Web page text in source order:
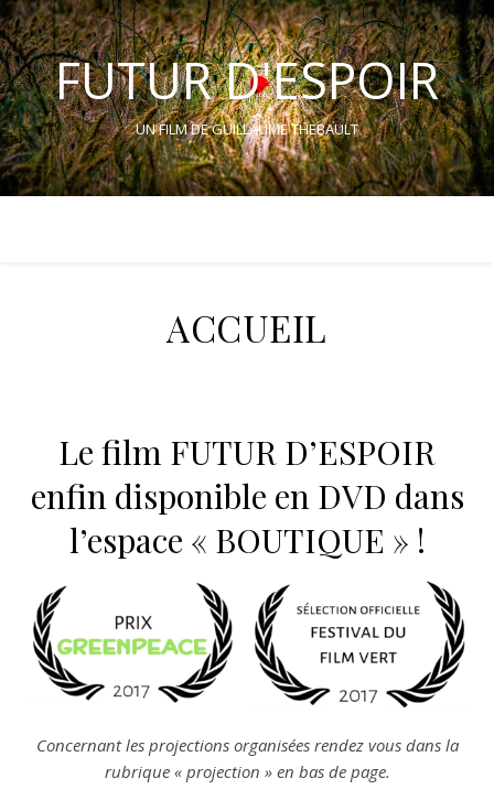
FUTUR D'ESPOIR
UN FILM DE GUILLAUME THEBAULT
ACCUEIL
Le film FUTUR D’ESPOIR
enfin disponible en DVD dans
l’espace « BOUTIQUE » !
Concernant les projections organisées rendez vous dans la
rubrique « projection » en bas de page.